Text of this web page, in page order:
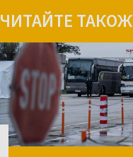
ЧИТАЙТЕ ТАКОЖ